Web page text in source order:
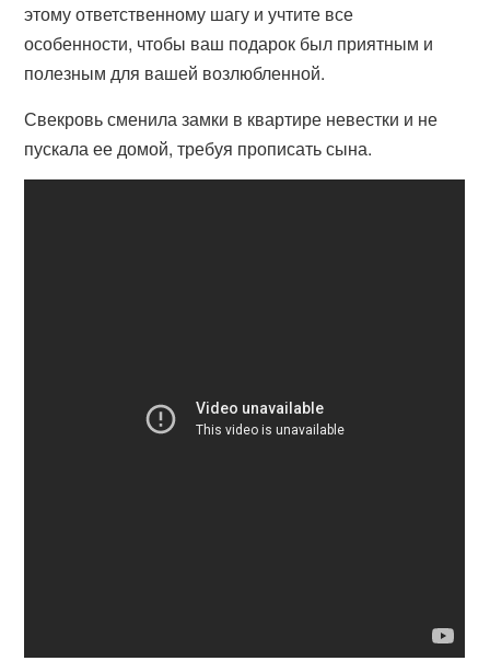
этому ответственному шагу и учтите все
особенности, чтобы ваш подарок был приятным и
полезным для вашей возлюбленной.
Свекровь сменила замки в квартире невестки и не
пускала ее домой, требуя прописать сына.